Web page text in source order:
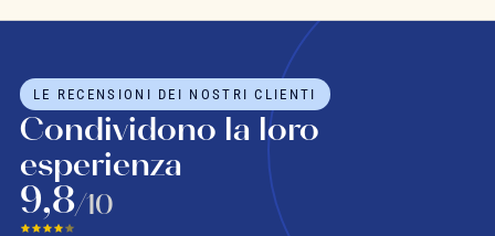
LE RECENSIONI DEI NOSTRI CLIENTI
Condividono la loro
esperienza
9,8/10